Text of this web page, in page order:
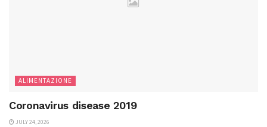
ALIMENTAZIONE
Coronavirus disease 2019
JULY 24, 2026